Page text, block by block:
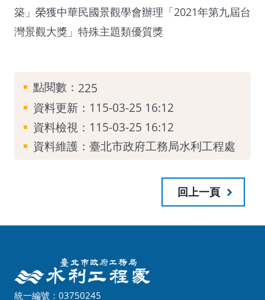
築」榮獲中華民國景觀學會辦理「2021年第九屆台
灣景觀大獎」特殊主題類優質獎
點閱數： 225
資料更新：115-03-25 16:12
資料檢視：115-03-25 16:12
資料維護：臺北市政府工務局水利工程處
回上一頁
統一編號：03750245